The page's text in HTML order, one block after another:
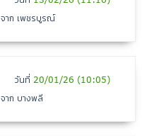
จาก เพชรบูรณ์
จาก บางพลี
วันที่ 20/01/26 (10:05)